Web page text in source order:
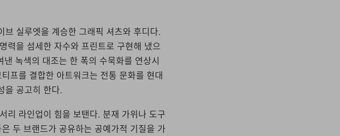
실루엣을 계승한 그래픽 셔츠와 후디다.
력을 섬세한 자수와 프린트로 구현해 냈으
녹색의 대조는 한 폭의 수묵화를 연상시
프를 결합한 아트워크는 전통 문화를 현대
을 공고히 한다.
리 라인업이 힘을 보탠다. 분재 가위나 도구
두 브랜드가 공유하는 공예가적 기질을 가